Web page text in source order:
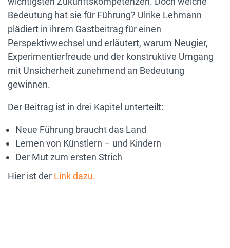
Bedeutung hat sie für Führung? Ulrike Lehmann
plädiert in ihrem Gastbeitrag für einen
Perspektivwechsel und erläutert, warum Neugier,
Experimentierfreude und der konstruktive Umgang
mit Unsicherheit zunehmend an Bedeutung
gewinnen.
Der Beitrag ist in drei Kapitel unterteilt:
Neue Führung braucht das Land
Lernen von Künstlern – und Kindern
Der Mut zum ersten Strich
Hier ist der Link dazu.